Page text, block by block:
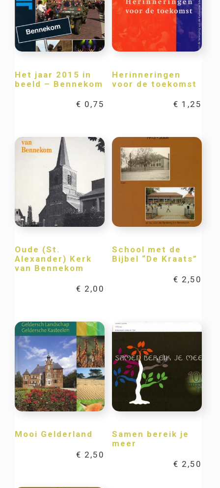
Het jaar 2015 in
beeld – Bennekom
€ 0,75
Herinneringen
voor de toekomst
€ 1,25
Oude (St.
Alexander) Kerk
van Bennekom
€ 2,00
School met de
Bijbel “De Kraats”
€ 2,50
Mooi Gelderland
€ 2,50
Samen bereik je
meer
€ 2,50